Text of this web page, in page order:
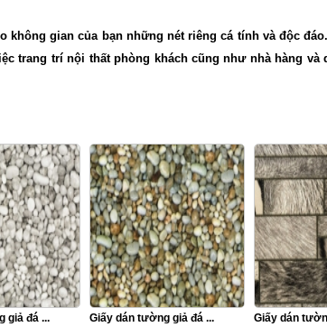
không gian của bạn những nét riêng cá tính và độc
trang trí nội thất phòng khách cũng như nhà hàng và
giả đá ... Giấy dán tường giả đá ... Giấy dán